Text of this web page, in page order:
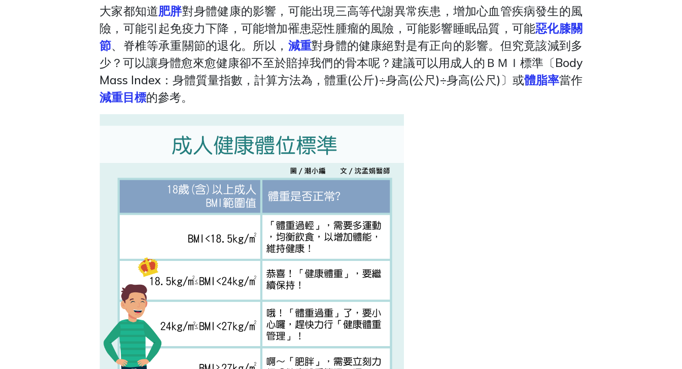
大家都知道肥胖對身體健康的影響，可能出現三高等代謝異常疾患，增加心血管疾病發生的風
險，可能引起免疫力下降，可能增加罹患惡性腫瘤的風險，可能影響睡眠品質，可能惡化膝關
節、脊椎等承重關節的退化。所以， 減重對身體的健康絕對是有正向的影響。但究竟該減到多
少？可以讓身體愈來愈健康卻不至於賠掉我們的骨本呢？建議可以用成人的ＢＭＩ標準〔Body
Mass Index：身體質量指數，計算方法為，體重(公斤)÷身高(公尺)÷身高(公尺)〕或體脂率當作
減重目標的參考。